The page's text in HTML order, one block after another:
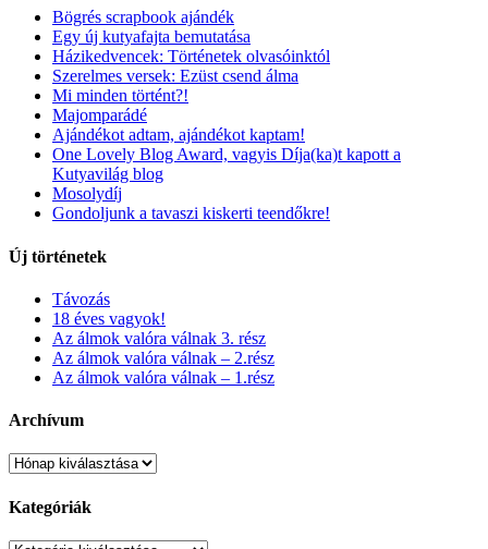
Bögrés scrapbook ajándék
Egy új kutyafajta bemutatása
Házikedvencek: Történetek olvasóinktól
Szerelmes versek: Ezüst csend álma
Mi minden történt?!
Majomparádé
Ajándékot adtam, ajándékot kaptam!
One Lovely Blog Award, vagyis Díja(ka)t kapott a
Kutyavilág blog
Mosolydíj
Gondoljunk a tavaszi kiskerti teendőkre!
Új történetek
Távozás
18 éves vagyok!
Az álmok valóra válnak 3. rész
Az álmok valóra válnak – 2.rész
Az álmok valóra válnak – 1.rész
Archívum
Kategóriák